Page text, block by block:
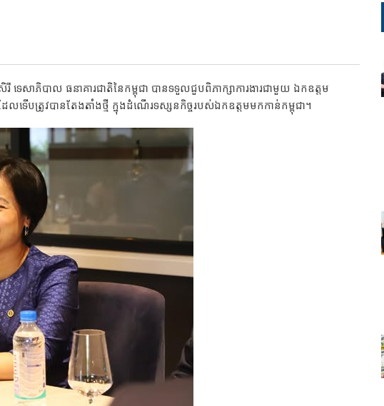
េសាភិបាល ធនាគារជាតិនៃកម្ពុជា បានទទួលជួបពិភាក្សាការងារជាមួយ ឯកឧត្តម
ទើបត្រូវបានតែងតាំងថ្មី ក្នុងដំណើរទស្សនកិច្ចរបស់ឯកឧត្តមមកកាន់កម្ពុជា។